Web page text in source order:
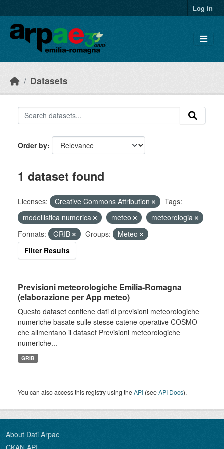
Log in
Datasets
Order by
1 dataset found
Licenses: Creative Commons Attribution
Tags:
modellistica numerica
meteo
meteorologia
Formats:
GRIB Groups:
Meteo
Filter Results
Previsioni meteorologiche Emilia-Romagna
(elaborazione per App meteo)
Questo dataset contiene dati di previsioni meteorologiche
numeriche basate sulle stesse catene operative COSMO
che alimentano il dataset Previsioni meteorologiche
numeriche...
GRIB
You can also access this registry using theAPI (seeAPI Docs).
About Dati Arpae